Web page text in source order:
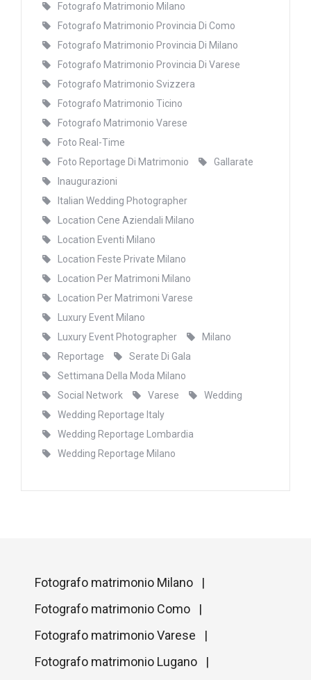
Fotografo Matrimonio Milano
Fotografo Matrimonio Provincia Di Como
Fotografo Matrimonio Provincia Di Milano
Fotografo Matrimonio Provincia Di Varese
Fotografo Matrimonio Svizzera
Fotografo Matrimonio Ticino
Fotografo Matrimonio Varese
Foto Real-Time
Foto Reportage Di Matrimonio
Gallarate
Inaugurazioni
Italian Wedding Photographer
Location Cene Aziendali Milano
Location Eventi Milano
Location Feste Private Milano
Location Per Matrimoni Milano
Location Per Matrimoni Varese
Luxury Event Milano
Luxury Event Photographer
Milano
Reportage
Serate Di Gala
Settimana Della Moda Milano
Social Network
Varese
Wedding
Wedding Reportage Italy
Wedding Reportage Lombardia
Wedding Reportage Milano
Fotografo matrimonio Milano |
Fotografo matrimonio Como |
Fotografo matrimonio Varese |
Fotografo matrimonio Lugano |